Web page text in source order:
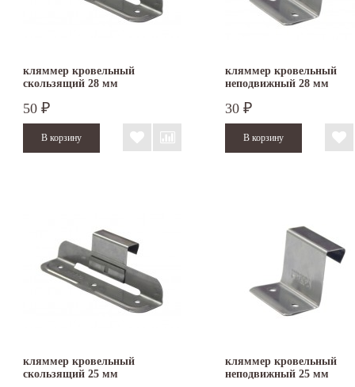
кляммер кровельный
скользящий 28 мм
50 ₽
кляммер кровельный
неподвижный 28 мм
30 ₽
кляммер кровельный
скользящий 25 мм
кляммер кровельный
неподвижный 25 мм